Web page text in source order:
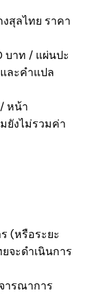
สุลไทย ราคา
บาท / แผ่นปะ
ละคำแปล
หน้า
ยังไม่รวมค่า
(หรือระยะ
จะดำเนินการ
ารณาการ